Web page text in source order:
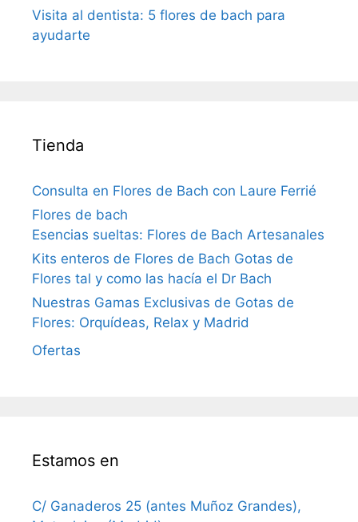
Visita al dentista: 5 flores de bach para
ayudarte
Tienda
Consulta en Flores de Bach con Laure Ferrié
Flores de bach
Esencias sueltas: Flores de Bach Artesanales
Kits enteros de Flores de Bach Gotas de
Flores tal y como las hacía el Dr Bach
Nuestras Gamas Exclusivas de Gotas de
Flores: Orquídeas, Relax y Madrid
Ofertas
Estamos en
C/ Ganaderos 25 (antes Muñoz Grandes),